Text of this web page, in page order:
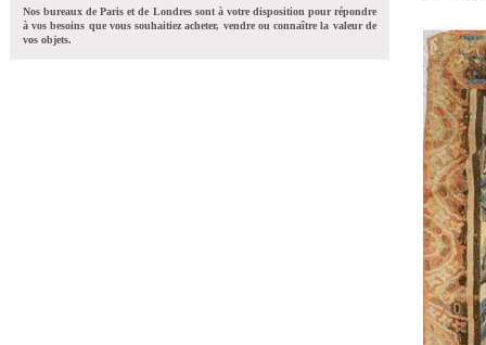
Nos bureaux de Paris et de Londres sont à votre disposition pour répondre
à vos besoins que vous souhaitiez acheter, vendre ou connaître la valeur de
vos objets.